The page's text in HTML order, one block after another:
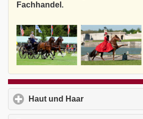
Fachhandel.
Haut und Haar